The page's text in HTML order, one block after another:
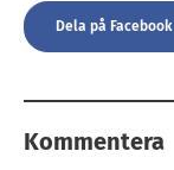
Dela på Facebook
Kommentera